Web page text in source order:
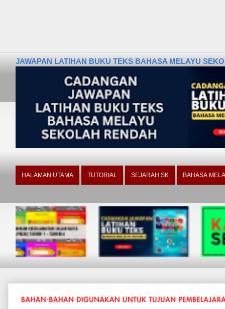
JAWAPAN LATIHAN BUKU TEKS BAHASA MELAYU
HALAMAN UTAMA TUTORIAL SEJARAH SK BAHASA